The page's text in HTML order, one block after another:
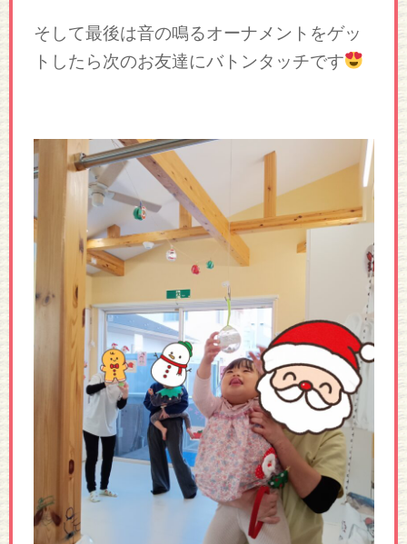
そして最後は音の鳴るオーナメントをゲッ
トしたら次のお友達にバトンタッチです